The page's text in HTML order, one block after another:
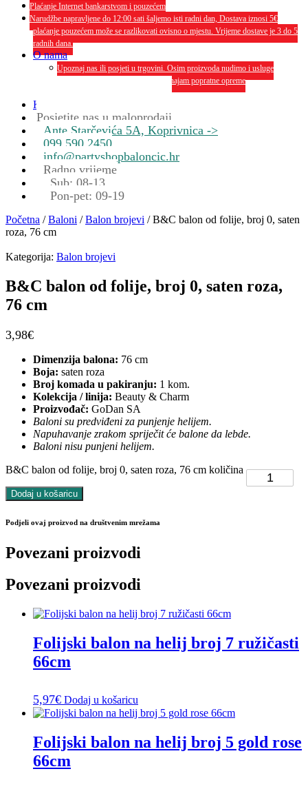
Plaćanje Internet bankarstvom i pouzećem
Narudžbe napravljene do 12:00 sati šaljemo isti radni dan, Dostava iznosi 5€
plaćanje pouzećem može se razlikovati ovisno o mjestu. Vrijeme dostave je 3 do 5
radnih dana.
O nama
Upoznaj nas ili posjeti u trgovini. Osim proizvoda nudimo i usluge
dekoriranja interijera i eksterija te najam popratne opreme
Kontakt
Posjetite nas u maloprodaji
Ante Starčevića 5A, Koprivnica ->
099 590 2450
info@partyshopbaloncic.hr
Radno vrijeme
Sub: 08-13
Pon-pet: 09-19
Početna /Baloni /Balon brojevi / B&C balon od folije, broj 0, saten
roza, 76 cm
Kategorija: Balon brojevi
B&C balon od folije, broj 0, saten roza,
76 cm
3,98€
Dimenzija balona: 76 cm
Boja: saten roza
Broj komada u pakiranju: 1 kom.
Kolekcija / linija: Beauty & Charm
Proizvođač: GoDan SA
Baloni su predviđeni za punjenje helijem.
Napuhavanje zrakom spriječit će balone da lebde.
Baloni nisu punjeni helijem.
B&C balon od folije, broj 0, saten roza, 76 cm količina
Dodaj u košaricu
Podjeli ovaj proizvod na društvenim mrežama
Povezani proizvodi
Povezani proizvodi
Folijski balon na helij broj 7 ružičasti
66cm
5,97€ Dodaj u košaricu
Folijski balon na helij broj 5 gold rose
66cm